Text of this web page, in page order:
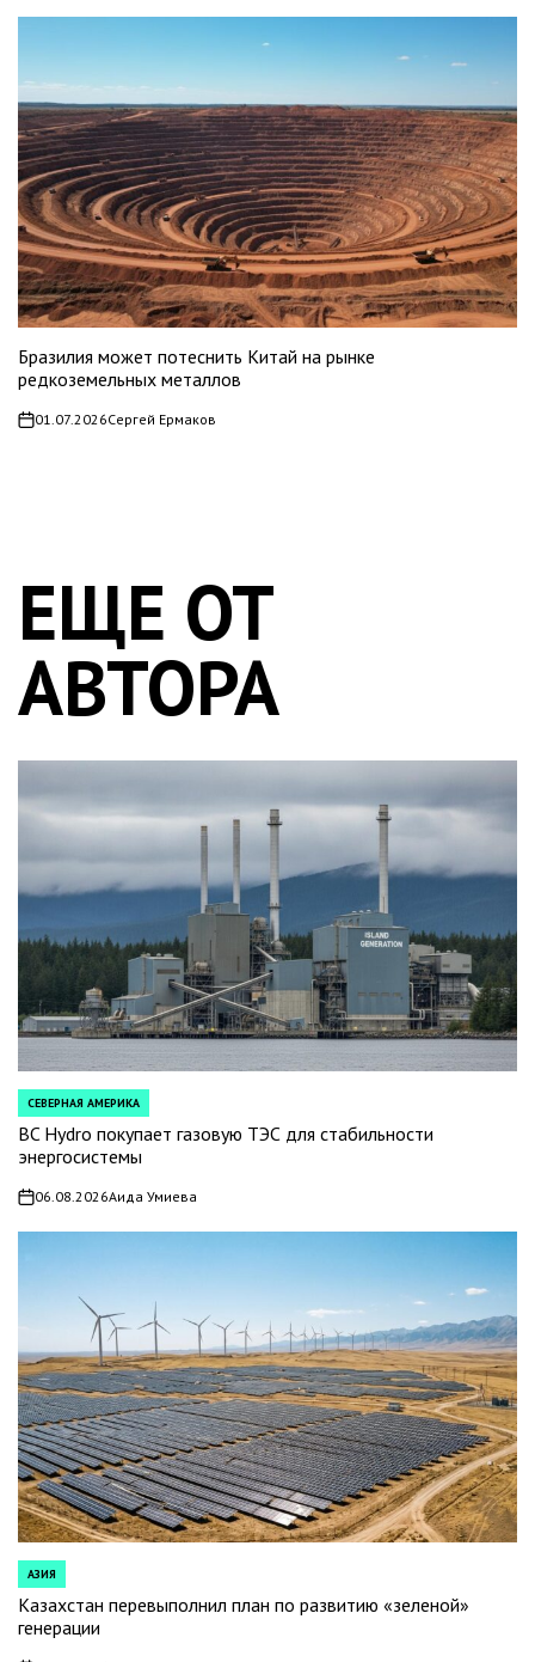
Бразилия может потеснить Китай на рынке
редкоземельных металлов
on01.07.2026Сергей Ермаков
ЕЩЕ ОТ
АВТОРА
POSTED
IN
СЕВЕРНАЯ АМЕРИКА
BC Hydro покупает газовую ТЭС для стабильности
энергосистемы
on06.08.2026Аида Умиева
POSTED
IN
АЗИЯ
Казахстан перевыполнил план по развитию «зеленой»
генерации